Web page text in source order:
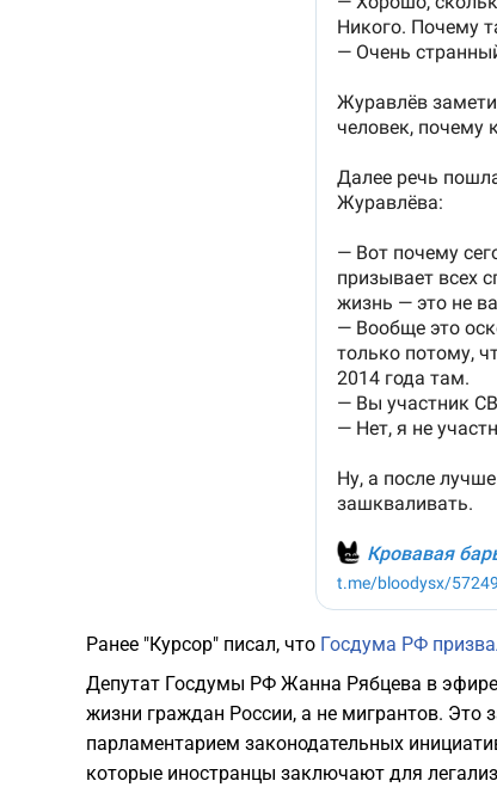
Ранее "Курсор" писал, что Госдума РФ
Депутат Госдумы РФ Жанна Рябцева в
жизни граждан России, а не мигрантов. Это
парламентарием законодательных
которые иностранцы заключают для